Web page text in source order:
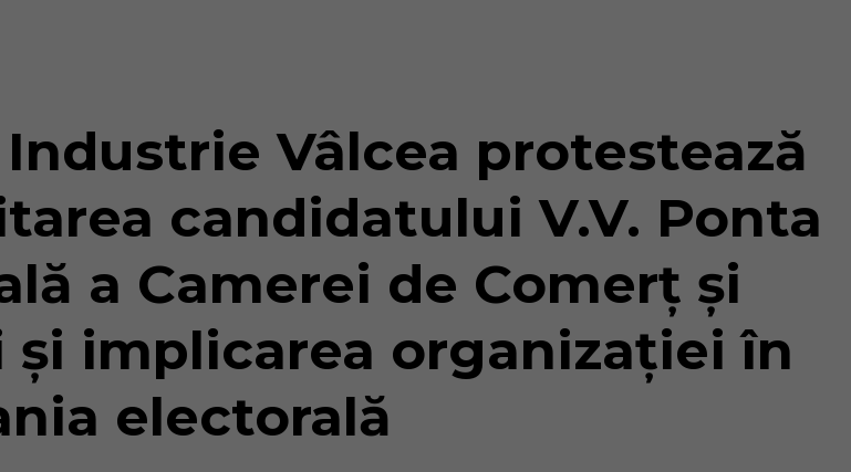
Vâlcea protestează
candidatului V.V. Ponta
a Camerei de Comerț și
implicarea organizației în
electorală